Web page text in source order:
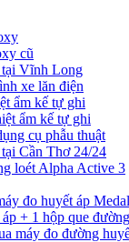
cũ
Vĩnh Long
xe lăn điện
ẩm kế tự ghi
ẩm kế tự ghi
cụ phẫu thuật
Cần Thơ 24/24
loét Alpha Active 3
đo huyết áp
+ 1 hộp que
máy đo đường